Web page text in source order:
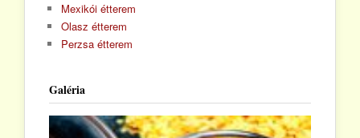
Mexikói étterem
Olasz étterem
Perzsa étterem
Galéria